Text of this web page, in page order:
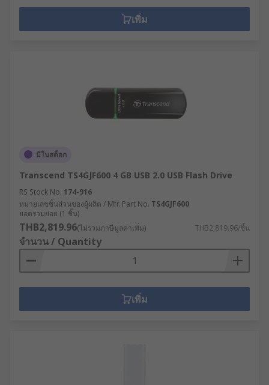
เพิ่ม
มีในสต็อก
Transcend TS4GJF600 4 GB USB 2.0 USB Flash Drive
RS Stock No. 174-916
หมายเลขชิ้นส่วนของผู้ผลิต / Mfr. Part No. TS4GJF600
ยอดรวมย่อย (1 ชิ้น)
THB2,819.96(ไม่รวมภาษีมูลค่าเพิ่ม) THB2,819.96/ชิ้น
จำนวน / Quantity
เพิ่ม